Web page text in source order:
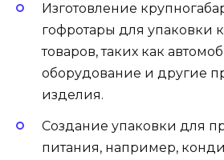
Изготовление
гофротары для упаковки
товаров, таких как
оборудование и другие
изделия.
Создание упаковки для
питания, например,